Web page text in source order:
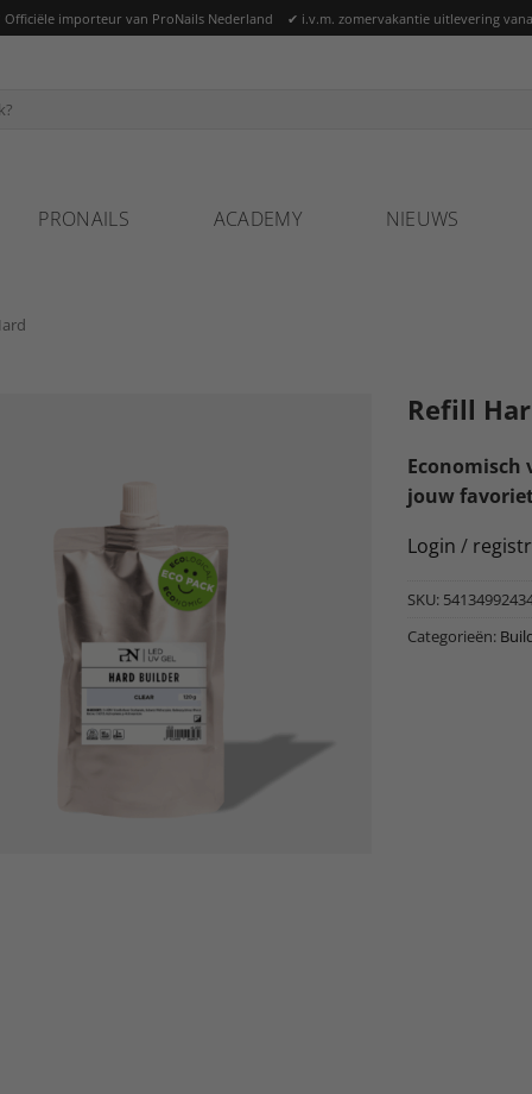
importeur van ProNails Nederland ✔ i.v.m. zomervakantie uitlevering
PRONAILS ACADEMY NIEUWS
Refill
Economisch
jouw
Login /
SKU:
Categorieën: